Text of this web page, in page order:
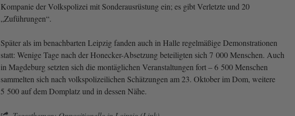
Kompanie der Volkspolizei mit Sonderausrüstung ein; es gibt Verletzte und 20
„Zuführungen“.
Später als im benachbarten Leipzig fanden auch in Halle regelmäßige Demonstrationen
statt: Wenige Tage nach der Honecker-​Absetzung beteiligten sich 7 000 Menschen. Auch
in Magdeburg setzten sich die montäglichen Veranstaltungen fort – 6 500 Menschen
sammelten sich nach volkspolizeilichen Schätzungen am 23. Oktober im Dom, weitere
5 500 auf dem Domplatz und in dessen Nähe.